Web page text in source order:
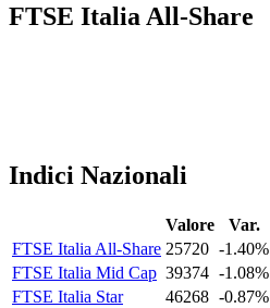
FTSE Italia All-Share
Indici Nazionali
Valore
Var.
FTSE Italia All-Share 25720 -1.40%
FTSE Italia Mid Cap 39374 -1.08%
FTSE Italia Star
46268 -0.87%